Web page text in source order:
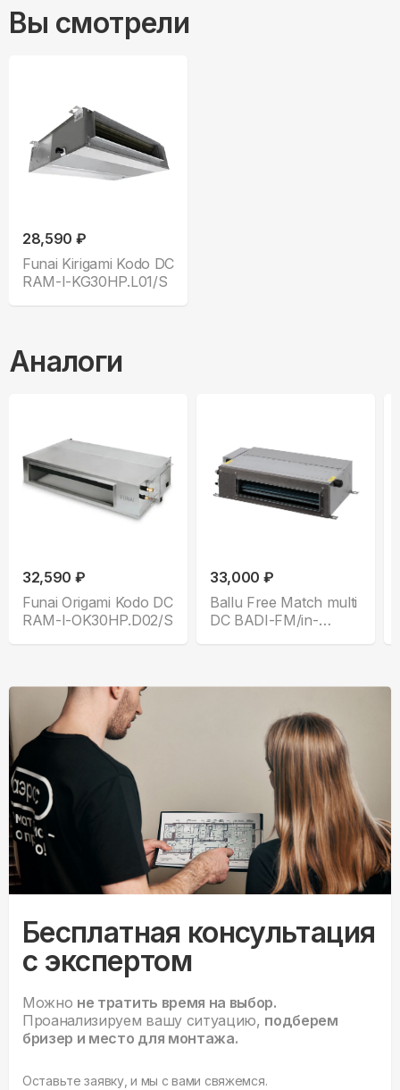
Вы смотрели
28,590 ₽
Funai Kirigami Kodo DC
RAM-I-KG30HP.L01/S
Аналоги
32,590 ₽
Funai Origami Kodo DC
RAM-I-OK30HP.D02/S
33,000 ₽
Ballu Free Match multi
DC BADI-FM/in-
Бесплатная консультация
с экспертом
Можно не тратить время на выбор.
Проанализируем вашу ситуацию, подберем
бризер и место для монтажа.
Оставьте заявку, и мы с вами свяжемся.